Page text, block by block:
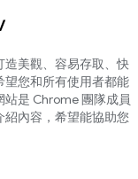
造美觀、容易存取、快
望您和所有使用者都能
站是 Chrome 團隊成員
內容，希望能協助您